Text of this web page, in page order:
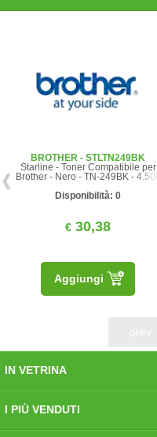
BROTHER - STLTN249BK
Starline - Toner Compatibile per
Brother - Nero - TN-249BK - 4.500
Disponibilità: 0
€ 30,38
Aggiungi
IN VETRINA
I PIÙ VENDUTI